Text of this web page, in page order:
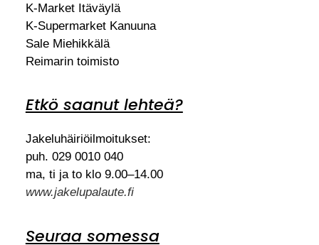
K-Market Itäväylä
K-Supermarket Kanuuna
Sale Miehikkälä
Reimarin toimisto
Etkö saanut lehteä?
Jakeluhäiriöilmoitukset:
puh. 029 0010 040
ma, ti ja to klo 9.00–14.00
www.jakelupalaute.fi
Seuraa somessa